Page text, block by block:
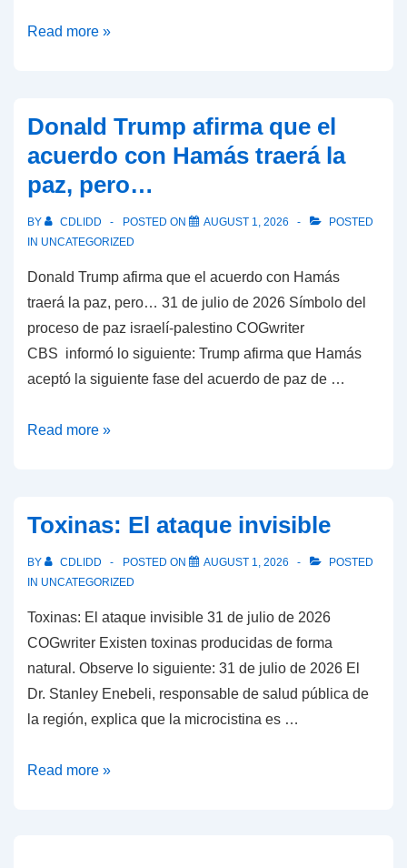
España
miles
de
migrantes
de
que
“invadieron”
Ceuta
Read more »
Donald Trump afirma que el
acuerdo con Hamás traerá la
paz, pero…
BY CDLIDD POSTED ON AUGUST 1, 2026
POSTED
IN UNCATEGORIZED
Donald Trump afirma que el acuerdo con Hamás
traerá la paz, pero… 31 de julio de 2026 Símbolo del
proceso de paz israelí-palestino COGwriter
CBS informó lo siguiente: Trump afirma que Hamás
aceptó la siguiente fase del acuerdo de paz de …
Donald
el
acuerdo
con
Read more »
Toxinas: El ataque invisible
BY CDLIDD POSTED ON AUGUST 1, 2026
POSTED
IN UNCATEGORIZED
Toxinas: El ataque invisible 31 de julio de 2026
COGwriter Existen toxinas producidas de forma
natural. Observe lo siguiente: 31 de julio de 2026 El
Dr. Stanley Enebeli, responsable de salud pública de
la región, explica que la microcistina es …
Toxinas:
Read more »